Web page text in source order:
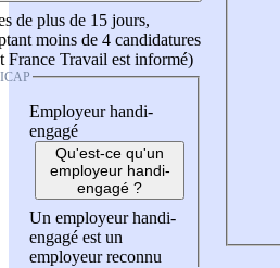
de plus de 15 jours,
moins de 4 candidatures
France Travail est informé)
Employeur handi-
engagé
Qu'est-ce qu'un
employeur handi-
engagé ?
Un employeur handi-
engagé est un
employeur reconnu